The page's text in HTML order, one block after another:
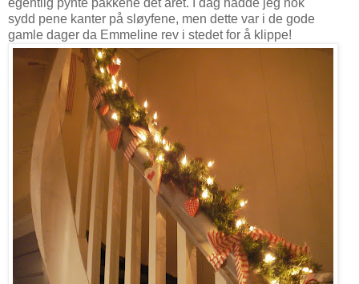
sydd pene kanter på sløyfene, men dette var i de gode
gamle dager da Emmeline rev i stedet for å klippe!